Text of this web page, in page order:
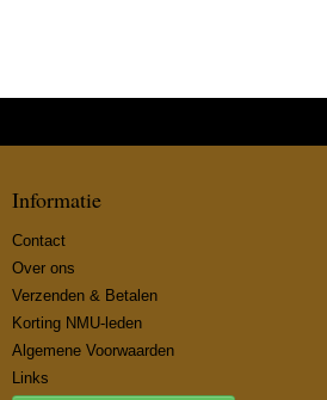
Informatie
Contact
Over ons
Verzenden & Betalen
Korting NMU-leden
Algemene Voorwaarden
Links